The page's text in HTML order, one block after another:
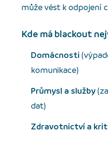
může vést k odpojení
Kde má blackout
Domácnosti
komunikace)
Průmysl a služby
dat)
Zdravotnictví a